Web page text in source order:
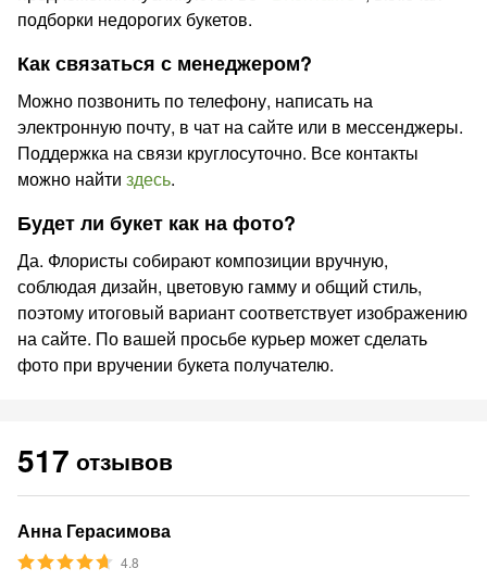
подборки недорогих букетов.
Как связаться с менеджером?
Можно позвонить по телефону, написать на
электронную почту, в чат на сайте или в мессенджеры.
Поддержка на связи круглосуточно. Все контакты
можно найти здесь.
Будет ли букет как на фото?
Да. Флористы собирают композиции вручную,
соблюдая дизайн, цветовую гамму и общий стиль,
поэтому итоговый вариант соответствует изображению
на сайте. По вашей просьбе курьер может сделать
фото при вручении букета получателю.
517 отзывов
Анна Герасимова
4.8